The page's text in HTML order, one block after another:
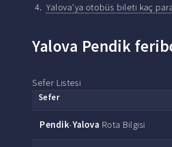
Yalova'ya otobüs bileti kaç
Yalova Pendik
Sefer Listesi
Sefer
Pendik-Yalova Rota Bilgisi